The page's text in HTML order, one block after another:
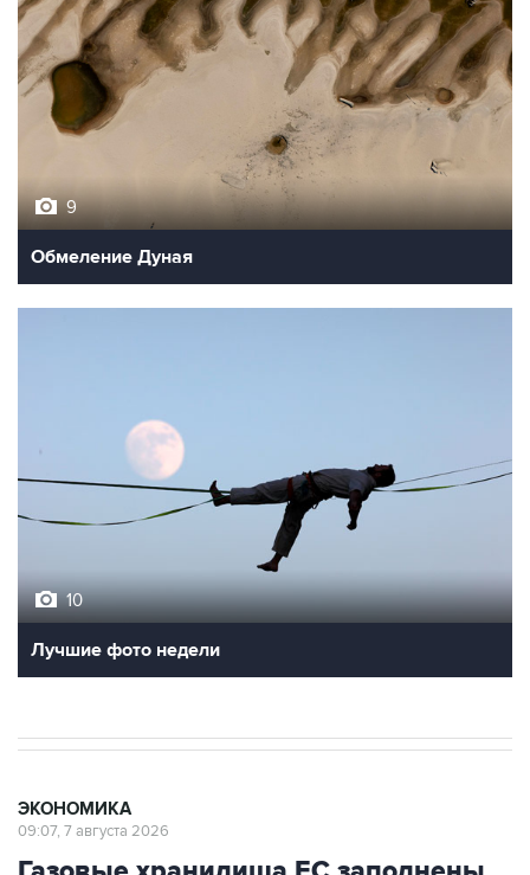
9
Обмеление Дуная
10
Лучшие фото недели
ЭКОНОМИКА
09:07, 7 августа 2026